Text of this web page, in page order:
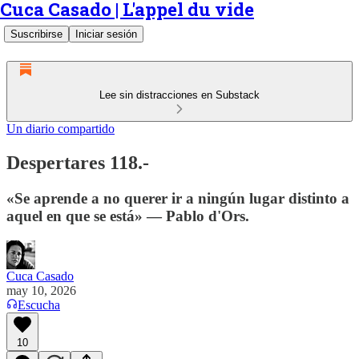
Cuca Casado | L'appel du vide
Suscribirse Iniciar sesión
Lee sin distracciones en Substack
Un diario compartido
Despertares 118.-
«Se aprende a no querer ir a ningún lugar distinto a
aquel en que se está» — Pablo d'Ors.
Cuca Casado
may 10, 2026
Escucha
10